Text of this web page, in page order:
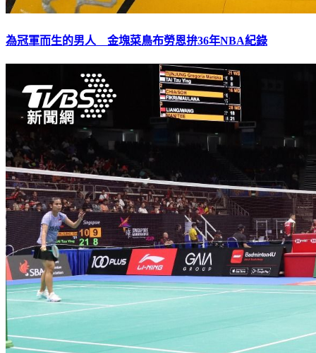
為冠軍而生的男人 金塊菜鳥布勞恩拚36年NBA紀錄